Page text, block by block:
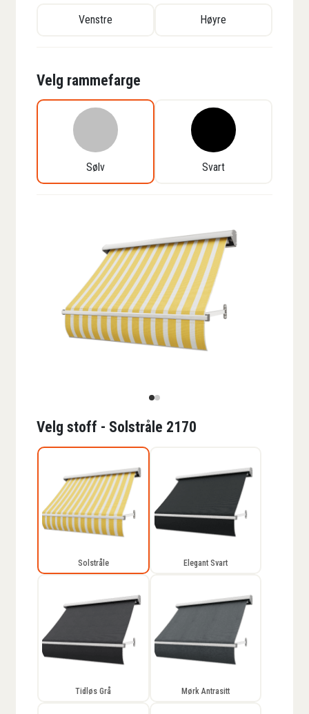
Venstre Høyre
Velg rammefarge
Sølv Svart
Velg stoff - Solstråle 2170
Solstråle Elegant Svart
Tidløs Grå Mørk Antrasitt